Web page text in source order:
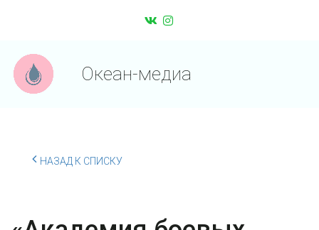
Океан-медиа
НАЗАД К СПИСКУ